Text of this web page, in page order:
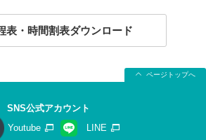
表・時間割表ダウンロード
ページトップへ
SNS公式アカウント
Youtube
LINE